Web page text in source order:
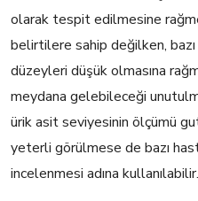
olarak tespit edilmesine
belirtilere sahip değilken,
düzeyleri düşük olmasına
meydana gelebileceği
ürik asit seviyesinin ölçümü gut
yeterli görülmese de bazı
incelenmesi adına kullanılabilir.